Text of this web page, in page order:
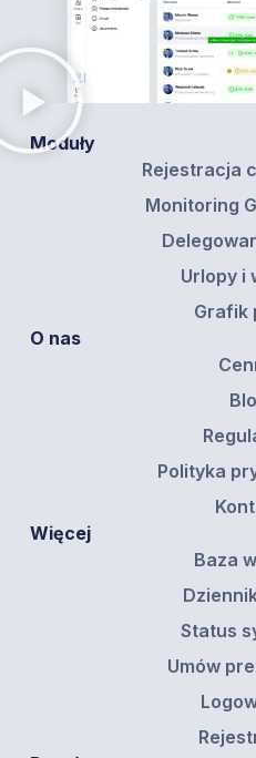
Moduły
Rejestracja
Monitoring
Urlopy i
Grafik
O nas
Polityka
Więcej
Baza
Status
Umów